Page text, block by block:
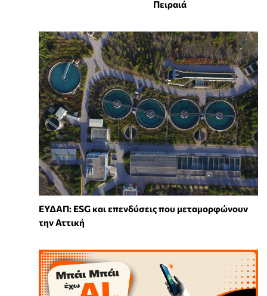
Πειραιά
ΕΥΔΑΠ: ESG και επενδύσεις που μεταμορφώνουν
την Αττική